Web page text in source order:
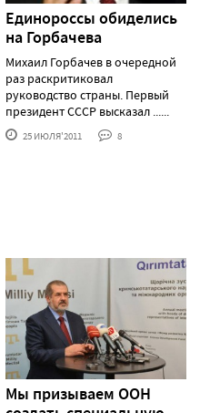
Единороссы обиделись
на Горбачева
Михаил Горбачев в очередной
раз раскритиковал
руководство страны. Первый
президент СССР высказал ......
25 ИЮЛЯ'2011 8
Мы призываем ООН